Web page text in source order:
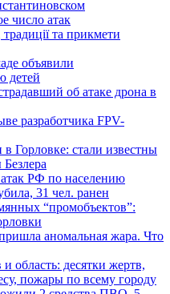
число атак
та прикмети
объявили
детей
об атаке дрона в
разработчика FPV-
Горловке: стали известны
РФ по населению
31 чел. ранен
“промобъектов”:
аномальная жара. Что
область: десятки жертв,
пожары по всему городу